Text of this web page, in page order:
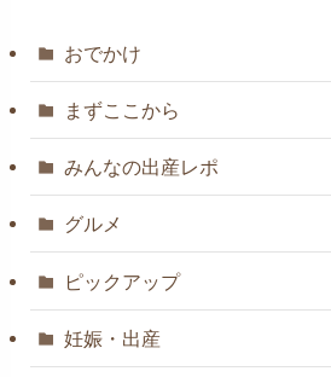
おでかけ
まずここから
みんなの出産レポ
グルメ
ピックアップ
妊娠・出産